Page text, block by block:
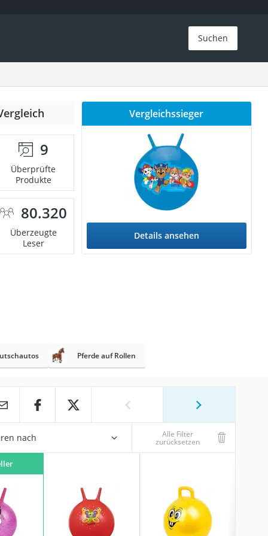
Suchen
9
Überprüfte
Produkte
80.320
Überzeugte
Leser
Vergleichssieger
Details ansehen
Pferde auf Rollen
nach Alle Filter
zurücksetzen